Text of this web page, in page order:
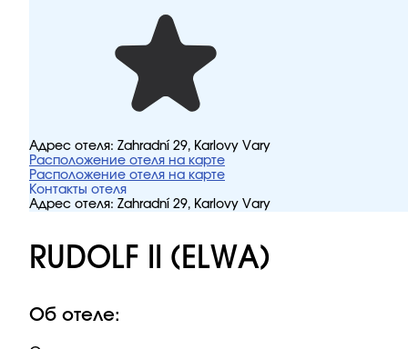
Адрес отеля: Zahradní 29, Karlovy Vary
Расположение отеля на карте
Расположение отеля на карте
Контакты отеля
Адрес отеля: Zahradní 29, Karlovy Vary
RUDOLF II (ELWA)
Об отеле: